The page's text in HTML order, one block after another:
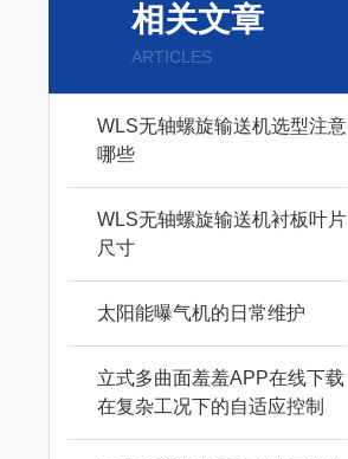
相关文章
ARTICLES
WLS无轴螺旋输送机选型注意
哪些
WLS无轴螺旋输送机衬板叶片
尺寸
太阳能曝气机的日常维护
立式多曲面羞羞APP在线下载
在复杂工况下的自适应控制